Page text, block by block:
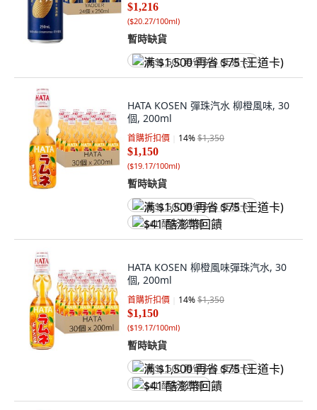
$1,216
($20.27/100ml)
暫時缺貨
满 $1,500 再省 $75 (王道卡)
HATA KOSEN 彈珠汽水 柳橙風味, 30
個, 200ml
首購折扣價 14%$1,350
$1,150
($19.17/100ml)
暫時缺貨
满 $1,500 再省 $75 (王道卡)
$41 酷澎幣回饋
HATA KOSEN 柳橙風味彈珠汽水, 30
個, 200ml
首購折扣價 14%$1,350
$1,150
($19.17/100ml)
暫時缺貨
满 $1,500 再省 $75 (王道卡)
$41 酷澎幣回饋